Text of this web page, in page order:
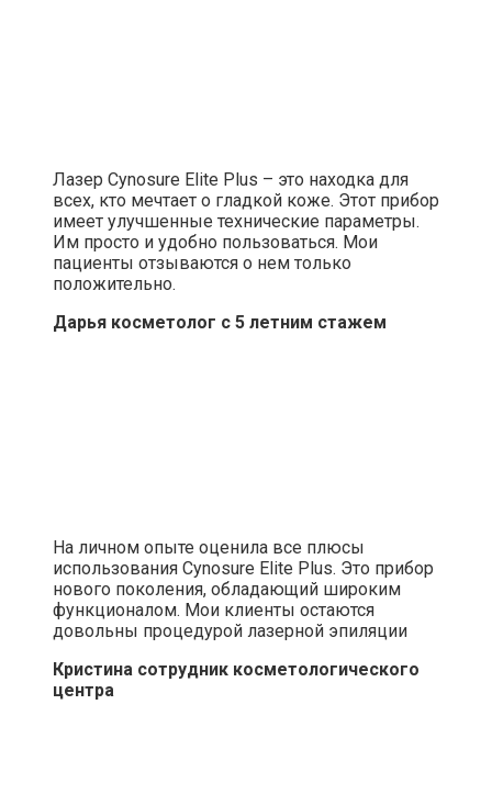
Лазер Cynosure Elite Plus – это находка для
всех, кто мечтает о гладкой коже. Этот прибор
имеет улучшенные технические параметры.
Им просто и удобно пользоваться. Мои
пациенты отзываются о нем только
положительно.
Дарья косметолог с 5 летним стажем
На личном опыте оценила все плюсы
использования Cynosure Elite Plus. Это прибор
нового поколения, обладающий широким
функционалом. Мои клиенты остаются
довольны процедурой лазерной эпиляции
Кристина сотрудник косметологического
центра